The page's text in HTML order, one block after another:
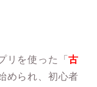
リを使った「古
められ、初心者